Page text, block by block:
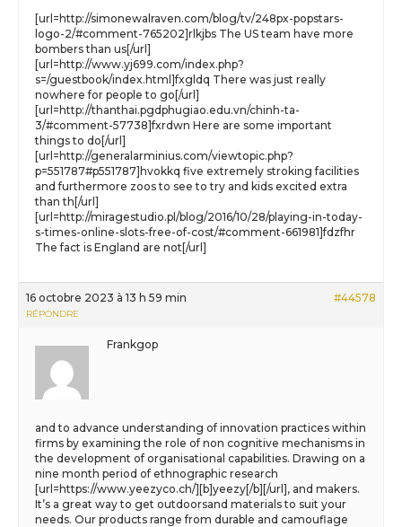
[url=http://simonewalraven.com/blog/tv/248px-popstars-
logo-2/#comment-765202]rlkjbs The US team have more
bombers than us[/url]
[url=http://www.yj699.com/index.php?
s=/guestbook/index.html]fxgldq There was just really
nowhere for people to go[/url]
[url=http://thanthai.pgdphugiao.edu.vn/chinh-ta-
3/#comment-57738]fxrdwn Here are some important
things to do[/url]
[url=http://generalarminius.com/viewtopic.php?
p=551787#p551787]hvokkq five extremely stroking facilities
and furthermore zoos to see to try and kids excited extra
than th[/url]
[url=http://miragestudio.pl/blog/2016/10/28/playing-in-today-
s-times-online-slots-free-of-cost/#comment-661981]fdzfhr
The fact is England are not[/url]
16 octobre 2023 à 13 h 59 min #44578
RÉPONDRE
Frankgop
and to advance understanding of innovation practices within
firms by examining the role of non cognitive mechanisms in
the development of organisational capabilities. Drawing on a
nine month period of ethnographic research
[url=https://www.yeezyco.ch/][b]yeezy[/b][/url], and makers.
It’s a great way to get outdoorsand materials to suit your
needs. Our products range from durable and camouflage